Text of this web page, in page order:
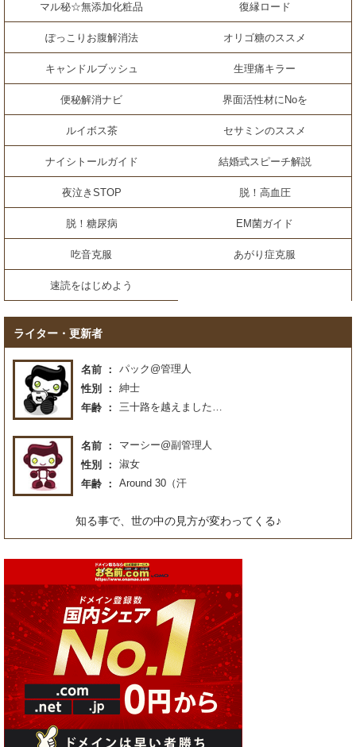
マル秘☆無添加化粧品 復縁ロード
ぽっこりお腹解消法 オリゴ糖のススメ
キャンドルブッシュ 生理痛キラー
便秘解消ナビ 界面活性材にNoを
ルイボス茶 セサミンのススメ
ナイシトールガイド 結婚式スピーチ解説
夜泣きSTOP 脱！高血圧
脱！糖尿病 EM菌ガイド
吃音克服 あがり症克服
速読をはじめよう
ライター・更新者
名前
パック@管理人
性別
紳士
年齢
三十路を越えました…
名前
マーシー@副管理人
性別
淑女
年齢
Around 30（汗
知る事で、世の中の見方が変わってくる♪